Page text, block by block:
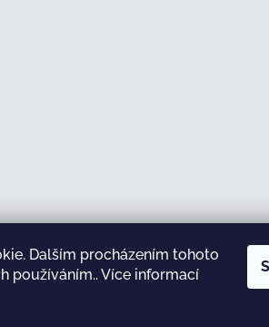
Dalším procházením tohoto
používáním.. Více informací
na Instagramu